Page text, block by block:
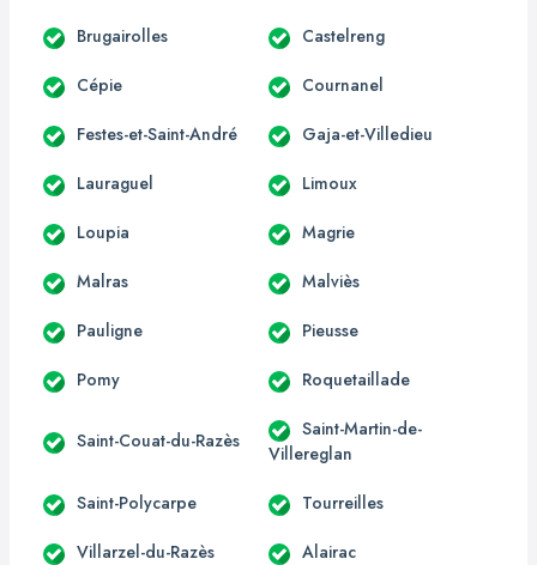
Brugairolles Castelreng
Cépie Cournanel
Festes-et-Saint-André Gaja-et-Villedieu
Lauraguel Limoux
Loupia Magrie
Malras Malviès
Pauligne Pieusse
Pomy Roquetaillade
Saint-Couat-du-Razès
Saint-Martin-de-
Villereglan
Saint-Polycarpe Tourreilles
Villarzel-du-Razès Alairac